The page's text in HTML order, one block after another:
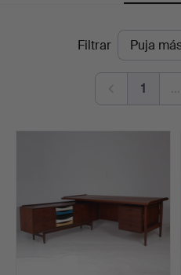
Kenneth
Svensson
Filtrar
1 …